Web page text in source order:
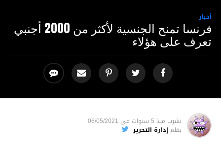
أخبار
فرنسا تمنح الجنسية لأكثر من 2000 أجنبي
تعرف على هؤلاء
نشرت منذ 5 سنوات فى 06/05/2021
بقلم إدارة التحرير